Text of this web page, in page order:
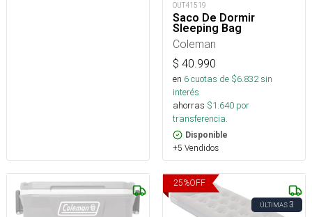
OUT41519
Saco De Dormir
Sleeping Bag
Coleman
$ 40.990
en 6cuotas de $6.832sin
interés
ahorras $1.640 por
transferencia.
Disponible
+5 Vendidos
25%OFF
ÚLTIMAS3